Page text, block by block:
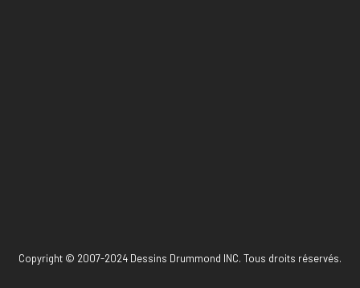
Copyright © 2007-2024 Dessins Drummond INC. Tous droits réservés.